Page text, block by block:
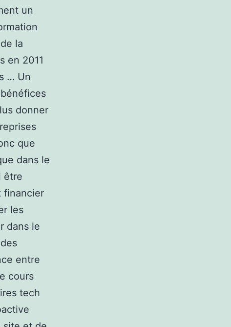
un
la
en 2011
… Un
donner
que
dans le
être
financier
les
dans le
entre
cours
tech